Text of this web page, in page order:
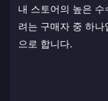
내 스토어의 높은
려는 구매자 중 하
으로 합니다.